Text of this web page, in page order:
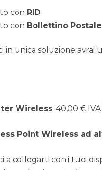
con RID
con Bollettino Postale
in unica soluzione avrai
Wireless: 40,00 €
Point Wireless ad
a collegarti con i tuoi